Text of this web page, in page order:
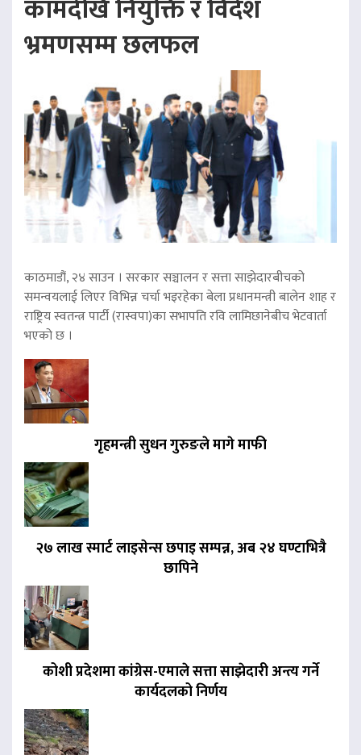
कामदेखि नियुक्ति र विदेश
भ्रमणसम्म छलफल
काठमाडौं, २४ साउन । सरकार सञ्चालन र सत्ता साझेदारबीचको
समन्वयलाई लिएर विभिन्न चर्चा भइरहेका बेला प्रधानमन्त्री बालेन शाह र
राष्ट्रिय स्वतन्त्र पार्टी (रास्वपा)का सभापति रवि लामिछानेबीच भेटवार्ता
भएको छ ।
गृहमन्त्री सुधन गुरुङले मागे माफी
२७ लाख स्मार्ट लाइसेन्स छपाइ सम्पन्न, अब २४ घण्टाभित्रै
छापिने
कोशी प्रदेशमा कांग्रेस-एमाले सत्ता साझेदारी अन्त्य गर्ने
कार्यदलको निर्णय